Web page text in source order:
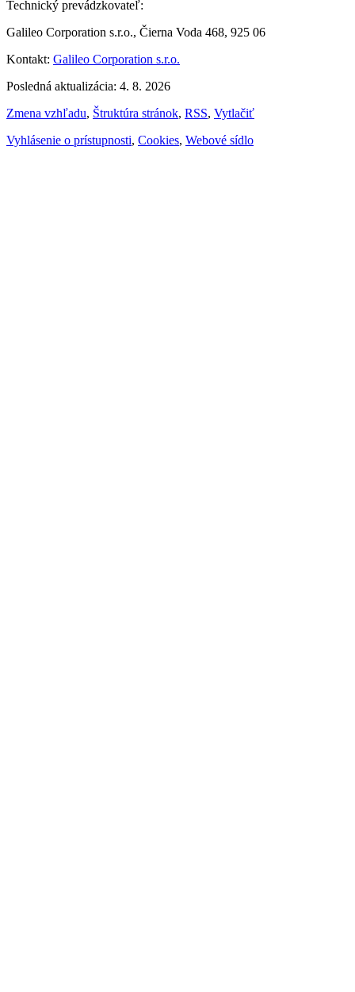
Technický prevádzkovateľ:
Galileo Corporation s.r.o., Čierna Voda 468, 925 06
Kontakt: Galileo Corporation s.r.o.
Posledná aktualizácia: 4. 8. 2026
Zmena vzhľadu, Štruktúra stránok, RSS, Vytlačiť
Vyhlásenie o prístupnosti, Cookies, Webové sídlo